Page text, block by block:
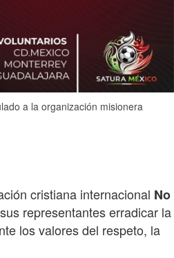
a la organización misionera
cristiana internacional No
representantes erradicar la
los valores del respeto, la